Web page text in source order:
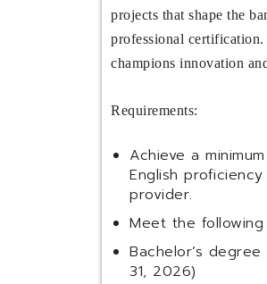
projects that shape the
professional
champions innovation
Requirements:
Achieve a
English
provider.
Meet the
Bachelor’s
31, 2026)